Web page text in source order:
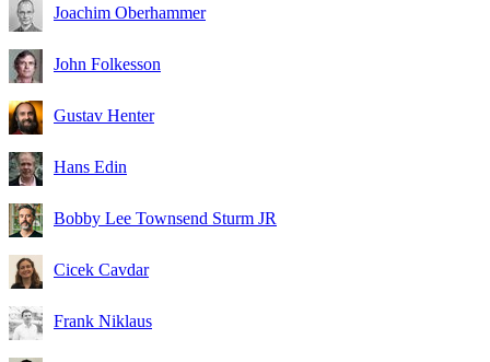
Joachim Oberhammer
John Folkesson
Gustav Henter
Hans Edin
Bobby Lee Townsend Sturm JR
Cicek Cavdar
Frank Niklaus